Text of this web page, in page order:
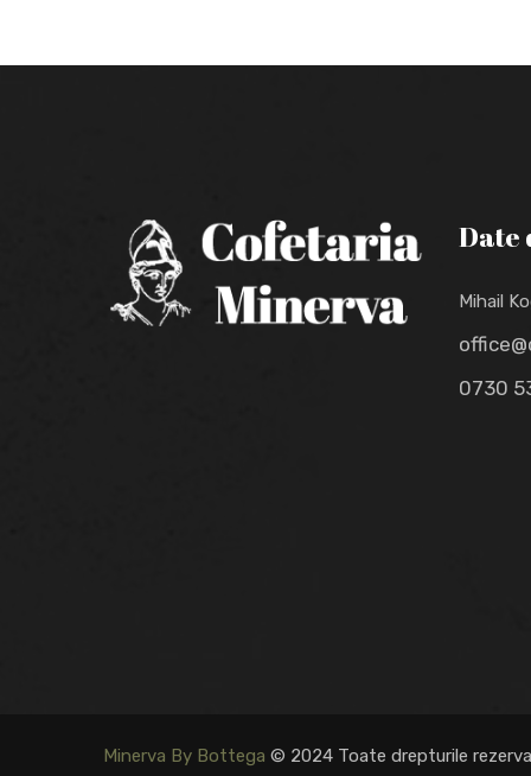
Date
Mihail
0730
Minerva By Bottega © 2024 Toate drepturile